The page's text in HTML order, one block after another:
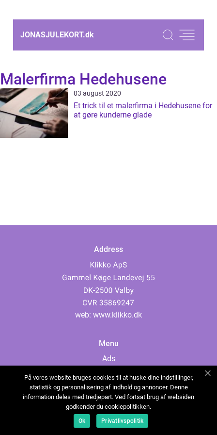
JONASJULEKORT.dk
Malerfirma Hedehusene
03 august 2020
Et trick til et malerfirma i Hedehusene for
at gøre kunderne glade
Address
web: www.klikko.dk
Menu
Ads
Cookies
Contact
Sitemap
På vores website bruges cookies til at huske dine indstillinger,
statistik og personalisering af indhold og annoncer. Denne
information deles med tredjepart. Ved fortsat brug af websiden
godkender du cookiepolitikken.
Ok Privatlivspolitik